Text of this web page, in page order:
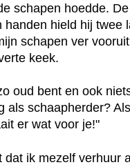
schapen hoedde.
hield hij twee
schapen ver
keek.
oud bent en ook
als schaapherder?
er wat voor je!"
dat ik mezelf verhuur